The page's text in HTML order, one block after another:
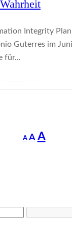
Integrity
Guterres im
für...
A
Decrease
font
A Reset
A